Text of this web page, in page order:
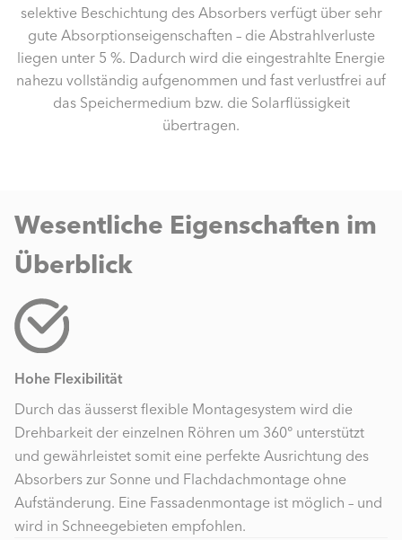
selektive Beschichtung des Absorbers verfügt über sehr
gute Absorptionseigenschaften – die Abstrahlverluste
liegen unter 5 %. Dadurch wird die eingestrahlte Energie
nahezu vollständig aufgenommen und fast verlustfrei auf
das Speichermedium bzw. die Solarflüssigkeit
übertragen.
Wesentliche Eigenschaften im
Überblick
Hohe Flexibilität
Durch das äusserst ﬂexible Montagesystem wird die
Drehbarkeit der einzelnen Röhren um 360° unterstützt
und gewährleistet somit eine perfekte Ausrichtung des
Absorbers zur Sonne und Flachdachmontage ohne
Aufständerung. Eine Fassadenmontage ist möglich – und
wird in Schneegebieten empfohlen.